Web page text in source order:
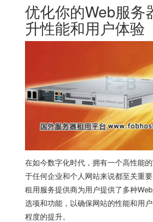
优化你的Web服务
升性能和用户体验
在如今数字化时代，拥有一个高性能
于任何企业和个人网站来说都至关重要
租用服务提供商为用户提供了多种
选项和功能，以确保网站的性能和用
程度的提升。